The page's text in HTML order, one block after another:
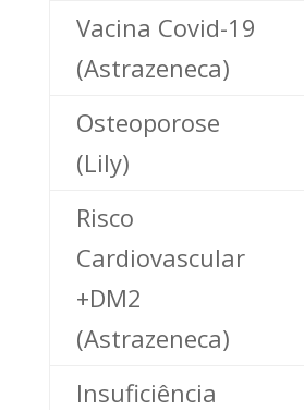
Vacina Covid-19
(Astrazeneca)
Osteoporose
(Lily)
Risco
Cardiovascular
+DM2
(Astrazeneca)
Insuficiência